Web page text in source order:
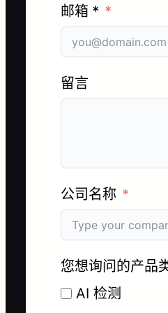
邮箱 *
留言
公司名称
您想询问的产品
AI 检测